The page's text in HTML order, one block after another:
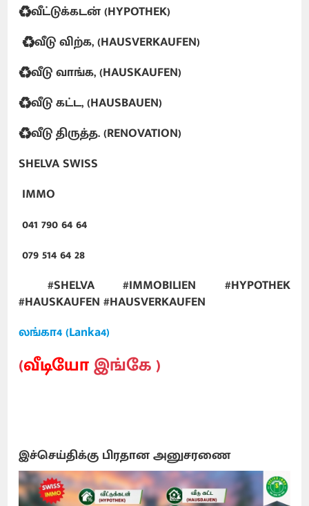
♻️வீட்டுக்கடன் (HYPOTHEK)
♻️வீடு விற்க, (HAUSVERKAUFEN)
♻️வீடு வாங்க, (HAUSKAUFEN)
♻️வீடு கட்ட, (HAUSBAUEN)
♻️வீடு திருத்த. (RENOVATION)
SHELVA SWISS
IMMO
041 790 64 64
079 514 64 28
#SHELVA #IMMOBILIEN #HYPOTHEK
#HAUSKAUFEN #HAUSVERKAUFEN
லங்கா4 (Lanka4)
(வீடியோஇங்கே )
இச்செய்திக்கு பிரதான அனுசரணை